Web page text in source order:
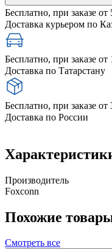
Бесплатно, при заказе от
Доставка курьером по
Бесплатно, при заказе от
Доставка по Татарстану
Бесплатно, при заказе от
Доставка по России
Производитель
Foxconn
Похожие
Смотреть все